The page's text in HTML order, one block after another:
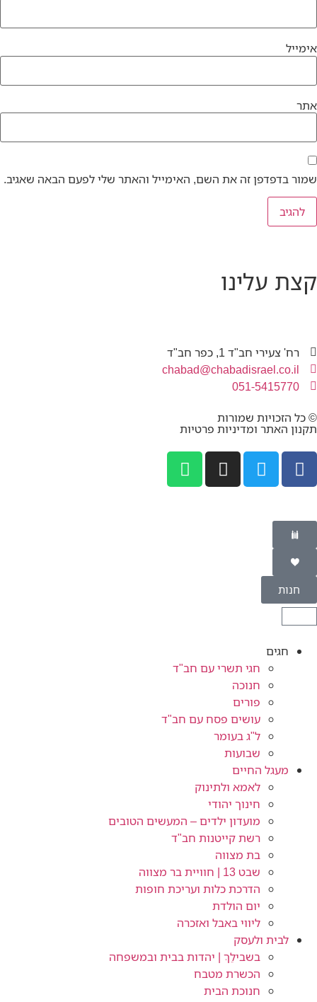
אימייל
אתר
שמור בדפדפן זה את השם, האימייל והאתר שלי לפעם הבאה שאגיב.
קצת עלינו
רח' צעירי חב"ד 1, כפר חב"ד
chabad@chabadisrael.co.il
051-5415770
© כל הזכויות שמורות
תקנון האתר ומדיניות פרטיות
חנות
חגים
חגי תשרי עם חב"ד
חנוכה
פורים
עושים פסח עם חב"ד
ל"ג בעומר
שבועות
מעגל החיים
לאמא ולתינוק
חינוך יהודי
מועדון ילדים – המעשים הטובים
רשת קייטנות חב"ד
בת מצווה
שבט 13 | חוויית בר מצווה
הדרכת כלות ועריכת חופות​
יום הולדת
ליווי באבל ואזכרה
לבית ולעסק
בשבילֵךְ | יהדות בבית ובמשפחה
הכשרת מטבח
חנוכת הבית